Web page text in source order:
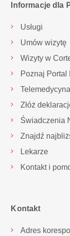
Informacje dla
Usługi
Umów wizytę
Wizyty w
Poznaj Portal
Telemedycyna
Złóż
Świadczenia
Znajdź
Lekarze
Kontakt i
Kontakt
Adres